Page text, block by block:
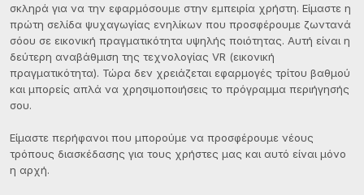
σκληρά για να την εφαρμόσουμε στην εμπειρία χρήστη. Είμαστε η
πρώτη σελίδα ψυχαγωγίας ενηλίκων που προσφέρουμε ζωντανά
σόου σε εικονική πραγματικότητα υψηλής ποιότητας. Αυτή είναι η
δεύτερη αναβάθμιση της τεχνολογίας VR (εικονική
πραγματικότητα). Τώρα δεν χρειάζεται εφαρμογές τρίτου βαθμού
και μπορείς απλά να χρησιμοποιήσεις το πρόγραμμα περιήγησής
σου.
Είμαστε περήφανοι που μπορούμε να προσφέρουμε νέους
τρόπους διασκέδασης για τους χρήστες μας και αυτό είναι μόνο
η αρχή.